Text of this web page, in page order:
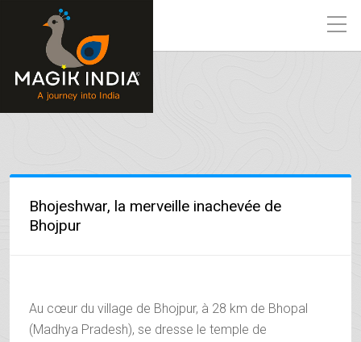
Bhojeshwar, la merveille inachevée de
Bhojpur
Au cœur du village de Bhojpur, à 28 km de Bhopal
(Madhya Pradesh), se dresse le temple de